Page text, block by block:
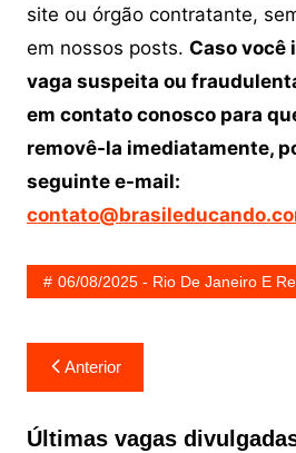
site ou órgão contratante,
em nossos posts. Caso você
vaga suspeita ou
em contato conosco para
removê-la imediatamente,
seguinte e-mail:
06/08/2025 - Rio De Janeiro E
Navegação
de
Post
Anterior
Últimas vagas